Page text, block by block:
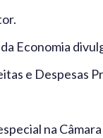
Economia
e Despesas
na Câmara